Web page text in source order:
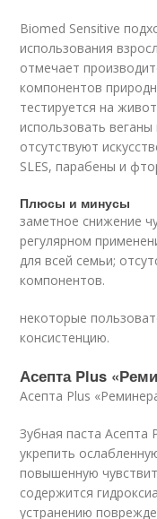
Biomed Sensitive
использования
отмечает
компонентов
тестируется на
использовать
отсутствуют
SLES, парабены и
Плюсы и минусы
заметное снижение
регулярном
для всей семьи;
компонентов.
некоторые
консистенцию.
Асепта Plus
Асепта Plus
Зубная паста Асепта
укрепить
повышенную
содержится
устранению